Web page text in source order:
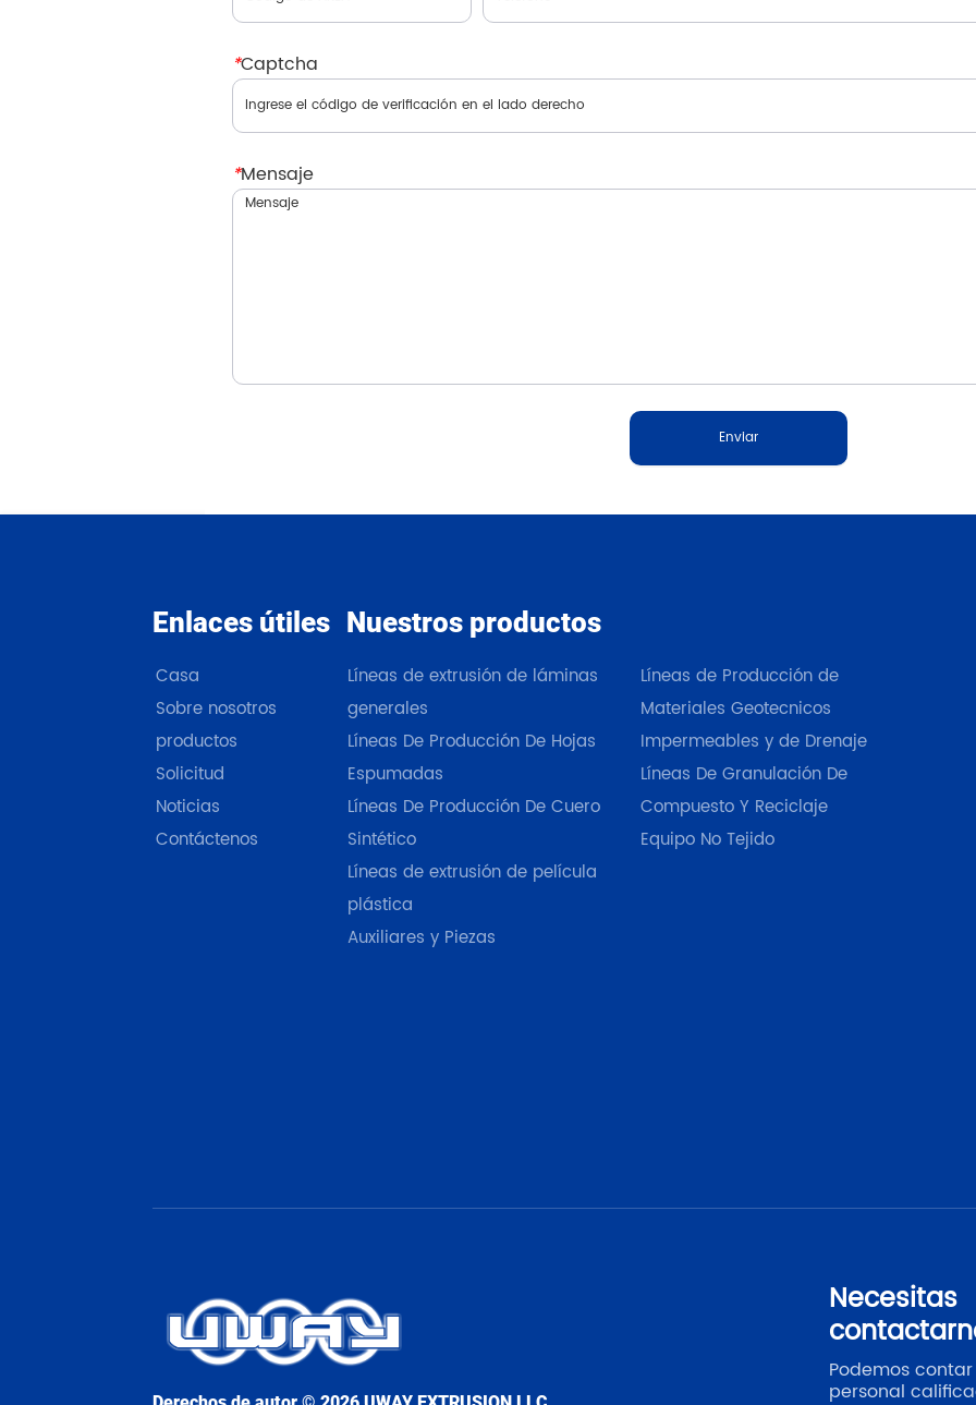
*Captcha
*Mensaje
Enviar
Enlaces útiles
Casa
Sobre nosotros
productos
Solicitud
Noticias
Contáctenos
Nuestros productos
Líneas de extrusión de láminas
generales
Líneas De Producción De Hojas
Espumadas
Líneas De Producción De Cuero
Sintético
Líneas de extrusión de película
plástica
Auxiliares y Piezas
Líneas de Producción de
Materiales Geotecnicos
Impermeables y de Drenaje
Líneas De Granulación De
Compuesto Y Reciclaje
Equipo No Tejido
Necesitas
Podemos
personal